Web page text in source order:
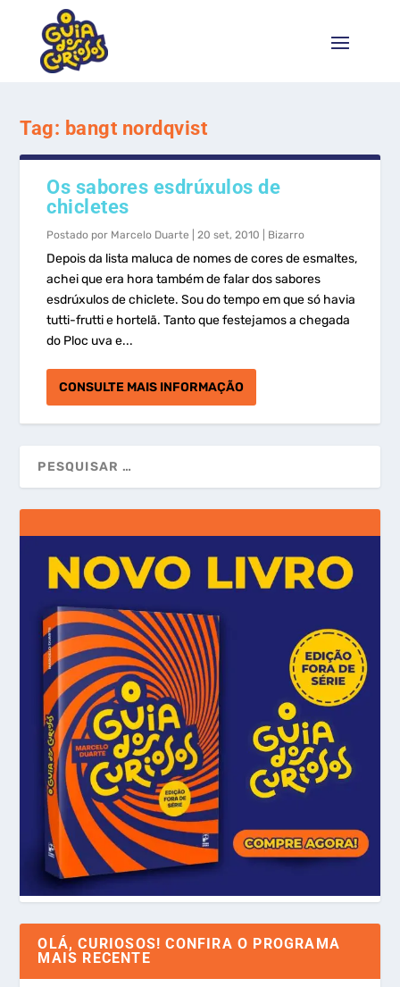
Tag: bangt nordqvist
Os sabores esdrúxulos de
chicletes
Postado por Marcelo Duarte |20 set, 2010 Bizarro
Depois da lista maluca de nomes de cores de esmaltes,
achei que era hora também de falar dos sabores
esdrúxulos de chiclete. Sou do tempo em que só havia
tutti-frutti e hortelã. Tanto que festejamos a chegada
do Ploc uva e...
CONSULTE MAIS INFORMAÇÃO
OLÁ, CURIOSOS! CONFIRA O PROGRAMA
MAIS RECENTE